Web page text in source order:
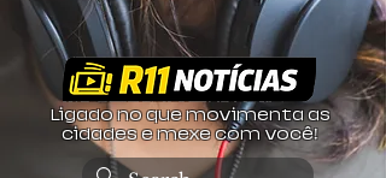
Ligado no que movimenta as
cidades e mexe com você!